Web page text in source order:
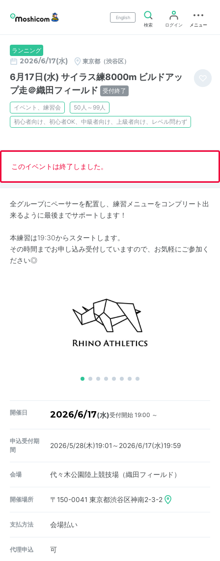
English
検索
ログイン メニュー
ランニング
2026/6/17(水) 東京都（渋谷区）
6月17日(水) サイラス練8000m ビルドアッ
プ走＠織田フィールド
受付終了
イベント、練習会
50人～99人
初心者向け、初心者OK、中級者向け、上級者向け、レベル問わず
このイベントは終了しました。
全グループにペーサーを配置し、練習メニューをコンプリート出
来るように最後までサポートします！
本練習は19:30からスタートします。
その時間までお申し込み受付していますので、お気軽にご参加く
ださい◎
開催日 2026/6/17(水)受付開始 19:00 ～
申込受付期
間
2026/5/28(木)19:01～2026/6/17(水)19:59
会場 代々木公園陸上競技場（織田フィールド）
開催場所 〒150-0041 東京都渋谷区神南2-3-2
支払方法 会場払い
代理申込 可